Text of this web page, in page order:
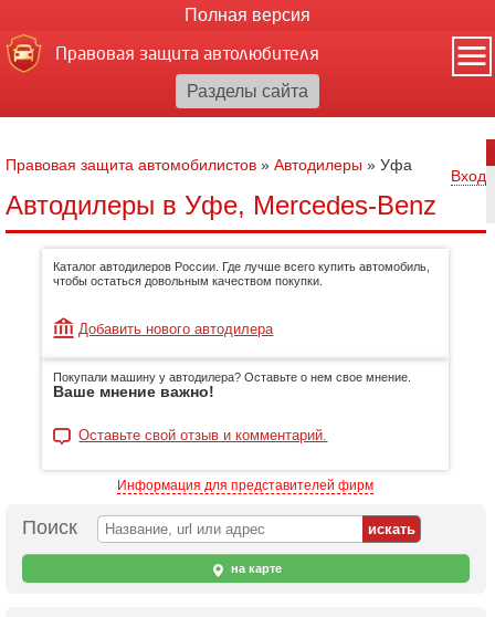
Полная версия
Правовая защита автолюбителя
Правовая защита автомобилистов » Автодилеры » Уфа
Вход
Автодилеры в Уфе, Mercedes-Benz
Каталог автодилеров России. Где лучше всего купить автомобиль,
чтобы остаться довольным качеством покупки.
Добавить нового автодилера
Покупали машину у автодилера? Оставьте о нем свое мнение.
Ваше мнение важно!
Оставьте свой отзыв и комментарий.
Информация для представителей фирм
Поиск
на карте